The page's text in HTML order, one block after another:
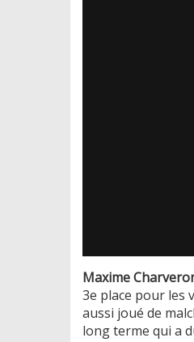
Maxime
3e place pour les
aussi joué de
long terme qui a